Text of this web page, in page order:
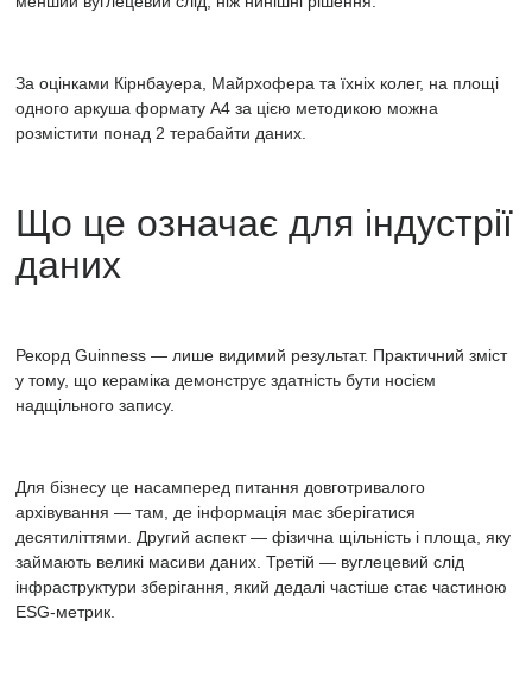
з
49
нанометрів.
За оцінками Кірнбауера, Майрхофера та їхніх колег, на площі
одного аркуша формату A4 за цією методикою можна
розмістити понад 2 терабайти даних.
Що це означає для індустрії
даних
Рекорд Guinness — лише видимий результат. Практичний зміст
у тому, що кераміка демонструє здатність бути носієм
надщільного запису.
Для бізнесу це насамперед питання довготривалого
архівування — там, де інформація має зберігатися
десятиліттями. Другий аспект — фізична щільність і площа, яку
займають великі масиви даних. Третій — вуглецевий слід
інфраструктури зберігання, який дедалі частіше стає частиною
ESG-метрик.